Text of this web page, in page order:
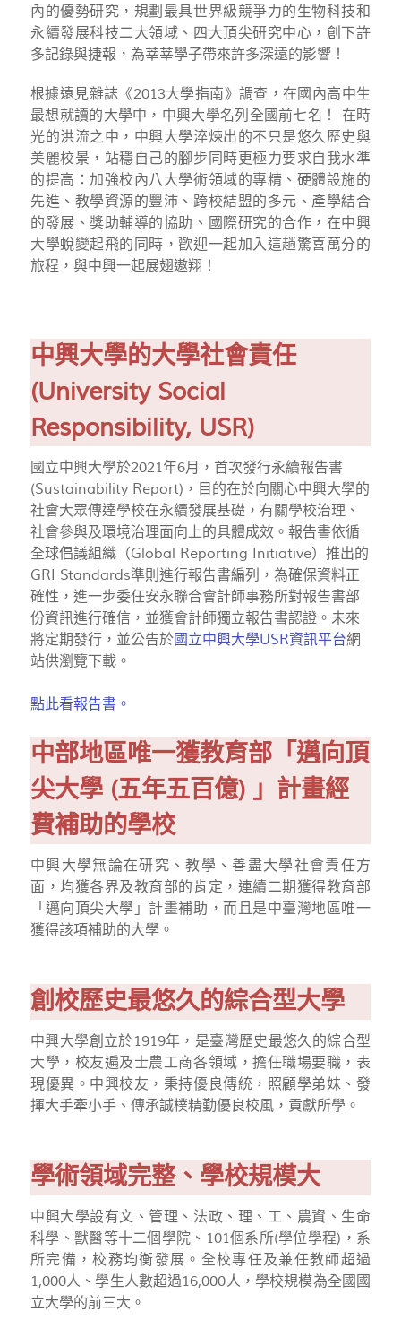
內的優勢研究，規劃最具世界級競爭力的生物科技和
永續發展科技二大領域、四大頂尖研究中心，創下許
多記錄與捷報，為莘莘學子帶來許多深遠的影響！
根據遠見雜誌《2013大學指南》調查，在國內高中生
最想就讀的大學中，中興大學名列全國前七名！ 在時
光的洪流之中，中興大學淬煉出的不只是悠久歷史與
美麗校景，站穩自己的腳步同時更極力要求自我水準
的提高：加強校內八大學術領域的專精、硬體設施的
先進、教學資源的豐沛、跨校結盟的多元、產學結合
的發展、獎助輔導的協助、國際研究的合作，在中興
大學蛻變起飛的同時，歡迎一起加入這趟驚喜萬分的
旅程，與中興一起展翅遨翔！
中興大學的大學社會責任
(University Social
Responsibility, USR)
國立中興大學於2021年6月，首次發行永續報告書
(Sustainability Report)，目的在於向關心中興大學的
社會大眾傳達學校在永續發展基礎，有關學校治理、
社會參與及環境治理面向上的具體成效。報告書依循
全球倡議組織（Global Reporting Initiative）推出的
GRI Standards準則進行報告書編列，為確保資料正
確性，進一步委任安永聯合會計師事務所對報告書部
份資訊進行確信，並獲會計師獨立報告書認證。未來
將定期發行，並公告於國立中興大學USR資訊平台網
站供瀏覽下載。
點此看報告書。
中部地區唯一獲教育部「邁向頂
尖大學 (五年五百億) 」計畫經
費補助的學校
中興大學無論在研究、教學、善盡大學社會責任方
面，均獲各界及教育部的肯定，連續二期獲得教育部
「邁向頂尖大學」計畫補助，而且是中臺灣地區唯一
獲得該項補助的大學。
創校歷史最悠久的綜合型大學
中興大學創立於1919年，是臺灣歷史最悠久的綜合型
大學，校友遍及士農工商各領域，擔任職場要職，表
現優異。中興校友，秉持優良傳統，照顧學弟妹、發
揮大手牽小手、傳承誠樸精勤優良校風，貢獻所學。
學術領域完整、學校規模大
中興大學設有文、管理、法政、理、工、農資、生命
科學、獸醫等十二個學院、101個系所(學位學程)，系
所完備，校務均衡發展。全校專任及兼任教師超過
1,000人、學生人數超過16,000人，學校規模為全國國
立大學的前三大。